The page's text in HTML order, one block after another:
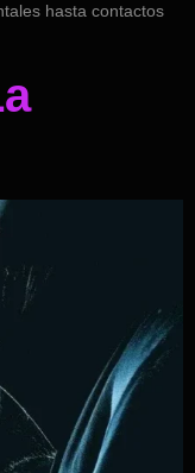
hasta contactos